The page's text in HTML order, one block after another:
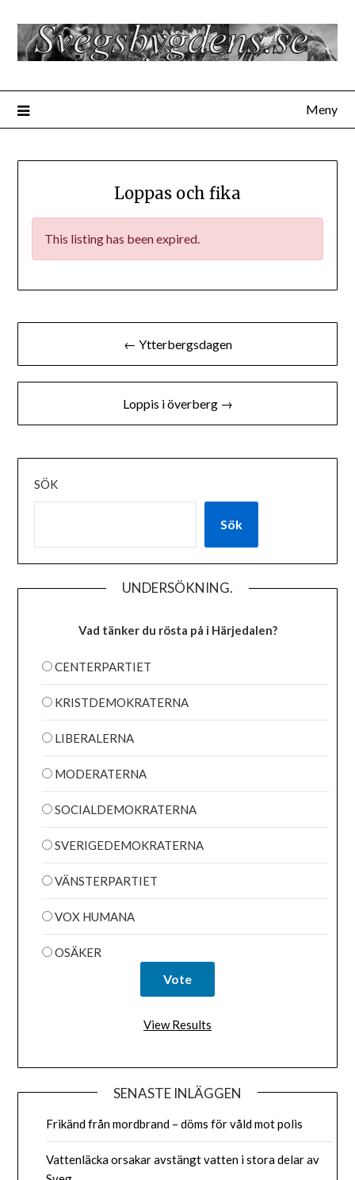
innehåll
Meny
Loppas och fika
This listing has been expired.
Inläggsnavigering
← Ytterbergsdagen
Loppis i överberg →
SÖK
Sök
UNDERSÖKNING.
Vad tänker du rösta på i Härjedalen?
CENTERPARTIET
KRISTDEMOKRATERNA
LIBERALERNA
MODERATERNA
SOCIALDEMOKRATERNA
SVERIGEDEMOKRATERNA
VÄNSTERPARTIET
VOX HUMANA
OSÄKER
View Results
SENASTE INLÄGGEN
Frikänd från mordbrand – döms för våld mot polis
Vattenläcka orsakar avstängt vatten i stora delar av